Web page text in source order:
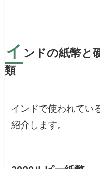
イ ンドの紙幣と
類
インドで使われてい
紹介します。